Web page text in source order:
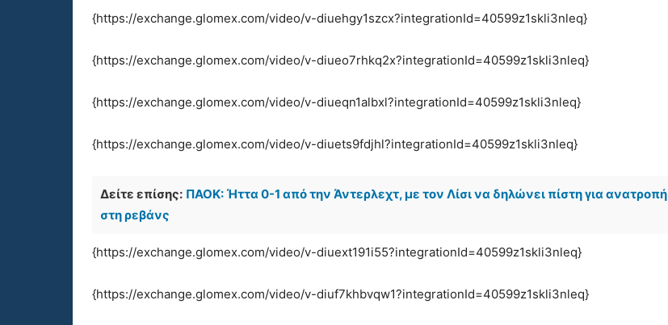
{https://exchange.glomex.com/video/v-diuehgy1szcx?integrationId=40599z1skli3nleq}
{https://exchange.glomex.com/video/v-diueo7rhkq2x?integrationId=40599z1skli3nleq}
{https://exchange.glomex.com/video/v-diueqn1albxl?integrationId=40599z1skli3nleq}
{https://exchange.glomex.com/video/v-diuets9fdjhl?integrationId=40599z1skli3nleq}
Δείτε επίσης: ΠΑΟΚ: Ήττα 0-1 από την Άντερλεχτ, με τον Λίσι να δηλώνει πίστη για ανατροπή
στη ρεβάνς
{https://exchange.glomex.com/video/v-diuext191i55?integrationId=40599z1skli3nleq}
{https://exchange.glomex.com/video/v-diuf7khbvqw1?integrationId=40599z1skli3nleq}